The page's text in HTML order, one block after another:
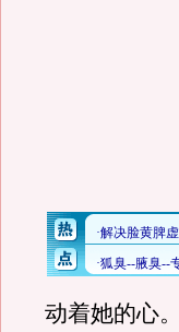
动着她的心